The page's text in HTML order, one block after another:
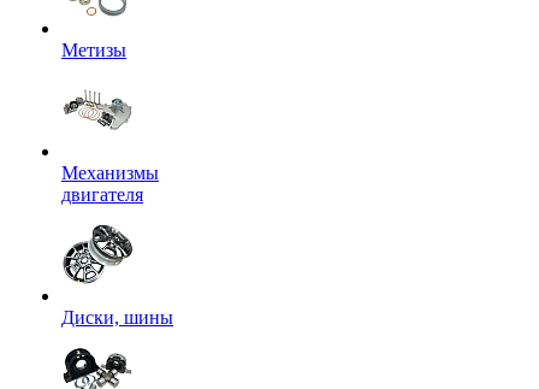
Метизы
Механизмы
двигателя
Диски, шины